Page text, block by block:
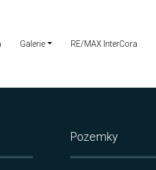
Galerie RE/MAX InterCora
Pozemky